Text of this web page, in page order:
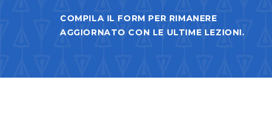
COMPILA IL FORM PER RIMANERE
AGGIORNATO CON LE ULTIME LEZIONI.